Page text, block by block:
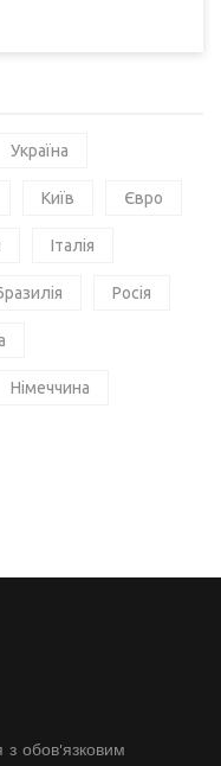
Україна
Київ Євро
Італія
Росія
Німеччина
з обов'язковим